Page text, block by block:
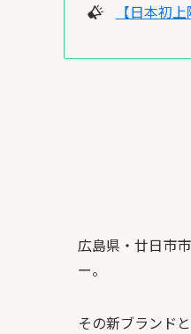
【日本初
広島県・廿日市
ー。
その新ブランド